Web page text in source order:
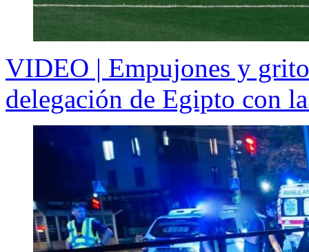
VIDEO | Empujones y
delegación de Egipto con